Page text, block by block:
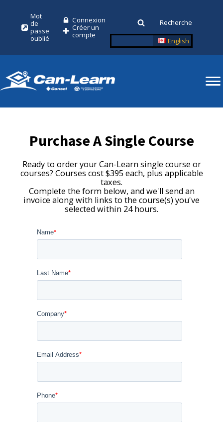
Mot
de
passe
oublié
Connexion
Créer un
compte
Recherche
English
Purchase A Single Course
Ready to order your Can-Learn single course or
courses? Courses cost $395 each, plus applicable
taxes.
Complete the form below, and we'll send an
invoice along with links to the course(s) you've
selected within 24 hours.